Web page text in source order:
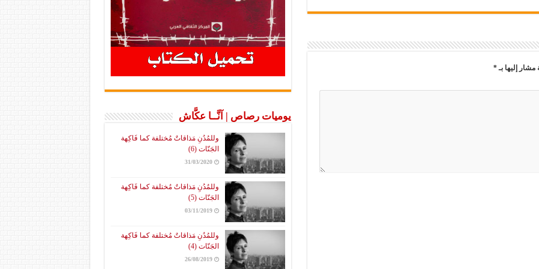
مشار إليها بـ*
يوميات رصاص | آنَّــا عكَّاش
وللمُدُنِ مَذاقاتٌ مُختلفة كما فَاكِهة
الجَنّات (6)
31/03/2020
وللمُدُنِ مَذاقاتٌ مُختلفة كما فَاكِهة
الجَنّات (5)
03/11/2019
وللمُدُنِ مَذاقاتٌ مُختلفة كما فَاكِهة
الجَنّات (4)
26/08/2019